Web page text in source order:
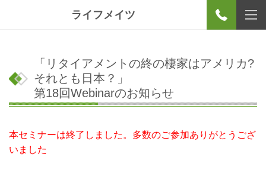
ライフメイツ
「リタイアメントの終の棲家はアメリカ?
それとも日本？」
第18回Webinarのお知らせ
本セミナーは終了しました。多数のご参加ありがとうござ
いました